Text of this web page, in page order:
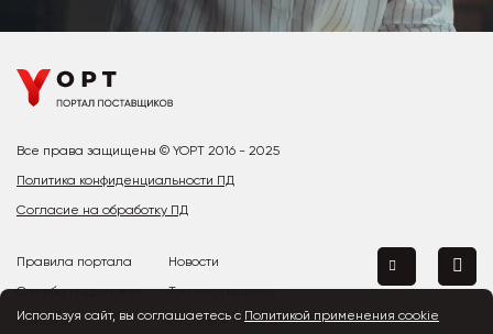
Все права защищены © YOPT 2016 - 2025
Политика конфиденциальности ПД
Согласие на обработку ПД
Правила портала
Служба поддержки
Контакты
Новости
Топ поставщиков
Страны и города
Используя сайт, вы соглашаетесь с Политикой применения cookie